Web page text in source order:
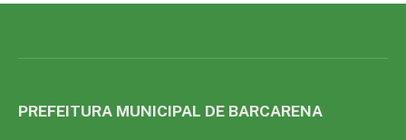
PREFEITURA MUNICIPAL DE BARCARENA